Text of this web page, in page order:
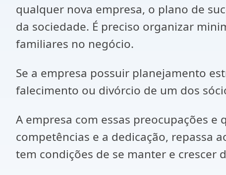
qualquer nova empresa, o plano de
da sociedade. É preciso organizar
familiares no negócio.
Se a empresa possuir planejamento
falecimento ou divórcio de um dos
A empresa com essas preocupações e
competências e a dedicação, repassa
tem condições de se manter e crescer